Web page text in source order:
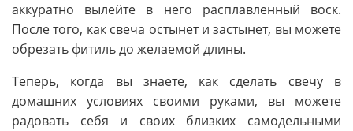
аккуратно вылейте в него расплавленный воск.
После того, как свеча остынет и застынет, вы можете
обрезать фитиль до желаемой длины.
Теперь, когда вы знаете, как сделать свечу в
домашних условиях своими руками, вы можете
радовать себя и своих близких самодельными